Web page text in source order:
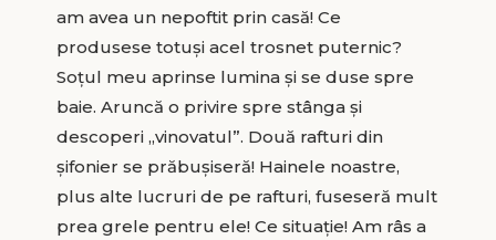
am avea un nepoftit prin casă! Ce
produsese totuși acel trosnet puternic?
Soțul meu aprinse lumina și se duse spre
baie. Aruncă o privire spre stânga şi
descoperi „vinovatul”. Două rafturi din
șifonier se prăbușiseră! Hainele noastre,
plus alte lucruri de pe rafturi, fuseseră mult
prea grele pentru ele! Ce situație! Am râs a